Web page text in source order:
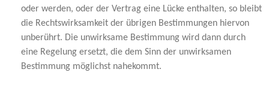
oder werden, oder der Vertrag eine Lücke enthalten, so bleibt
die Rechtswirksamkeit der übrigen Bestimmungen hiervon
unberührt. Die unwirksame Bestimmung wird dann durch
eine Regelung ersetzt, die dem Sinn der unwirksamen
Bestimmung möglichst nahekommt.